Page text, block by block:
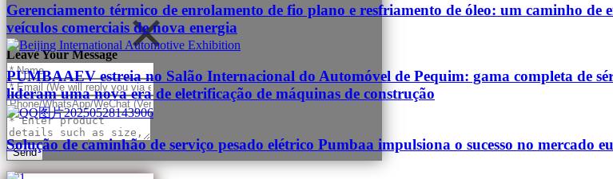
Leave Your Message
Send
Gerenciamento térmico de enrolamento de fio plano e resfriamento de óleo: um caminho de
veículos comerciais de nova energia
PUMBAAEV estreia no Salão Internacional do Automóvel de Pequim: gama completa de
lideram uma nova era de eletrificação de máquinas de construção
Solução de caminhão de serviço pesado elétrico Pumbaa impulsiona o sucesso no mercado